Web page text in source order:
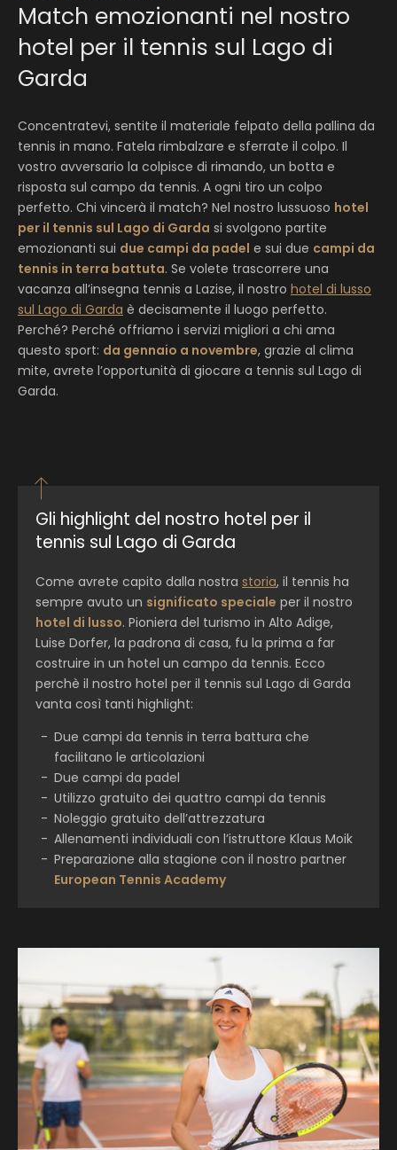
Match emozionanti nel nostro
hotel per il tennis sul Lago di
Garda
Concentratevi, sentite il materiale felpato della pallina da
tennis in mano. Fatela rimbalzare e sferrate il colpo. Il
vostro avversario la colpisce di rimando, un botta e
risposta sul campo da tennis. A ogni tiro un colpo
perfetto. Chi vincerà il match? Nel nostro lussuoso hotel
per il tennis sul Lago di Garda si svolgono partite
emozionanti sui due campi da padel e sui due campi da
tennis in terra battuta. Se volete trascorrere una
vacanza all’insegna tennis a Lazise, il nostro hotel di lusso
sul Lago di Garda è decisamente il luogo perfetto.
Perché? Perché offriamo i servizi migliori a chi ama
questo sport: da gennaio a novembre, grazie al clima
mite, avrete l’opportunità di giocare a tennis sul Lago di
Garda.
Gli highlight del nostro hotel per il
tennis sul Lago di Garda
Come avrete capito dalla nostra storia, il tennis ha
sempre avuto un significato speciale per il nostro
hotel di lusso. Pioniera del turismo in Alto Adige,
Luise Dorfer, la padrona di casa, fu la prima a far
costruire in un hotel un campo da tennis. Ecco
perchè il nostro hotel per il tennis sul Lago di Garda
vanta così tanti highlight:
Due campi da tennis in terra battura che
facilitano le articolazioni
Due campi da padel
Utilizzo gratuito dei quattro campi da tennis
Noleggio gratuito dell’attrezzatura
Allenamenti individuali con l’istruttore Klaus Moik
Preparazione alla stagione con il nostro partner
European Tennis Academy